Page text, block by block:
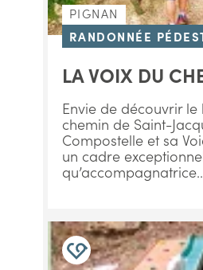
PIGNAN
RANDONNÉE
LA VOIX DU
Envie de découvrir
chemin de Saint-
Compostelle et sa
un cadre